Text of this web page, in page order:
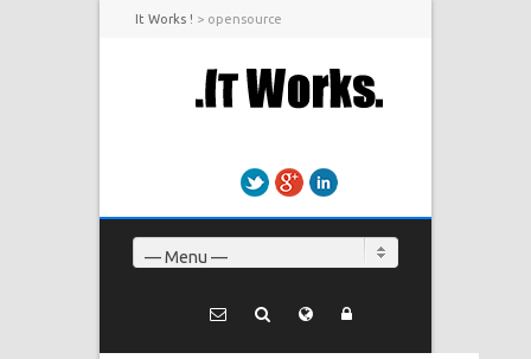
It Works ! > opensource
TwitterGoogle+
— Menu —